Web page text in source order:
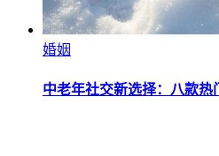
婚姻
中老年社交新选择：八款热